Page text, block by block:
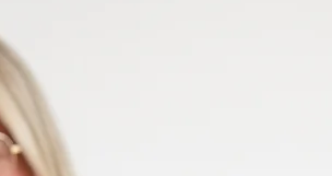
un message qui touche le cœur. Sans